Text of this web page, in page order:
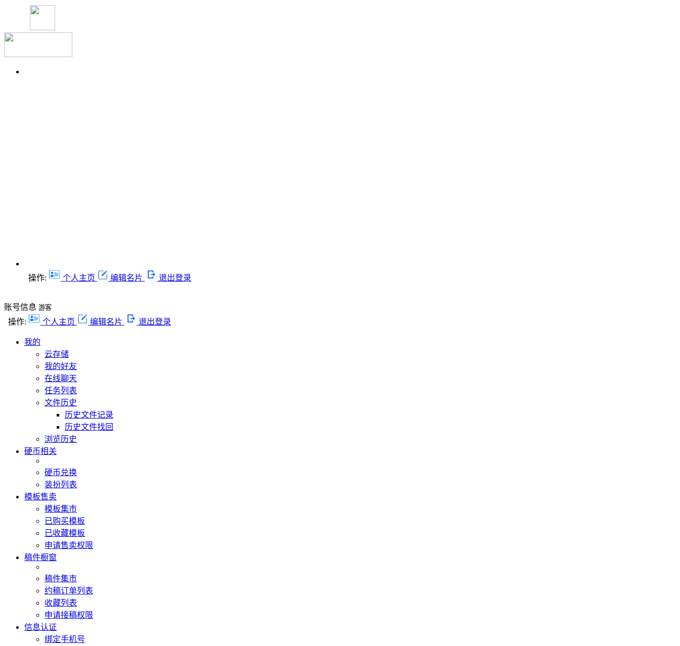
操作: 个人主页 编辑名片 退出登录
账号信息 游客
操作: 个人主页 编辑名片 退出登录
我的
云存储
我的好友
在线聊天
任务列表
文件历史
历史文件记录
历史文件找回
浏览历史
硬币相关
硬币兑换
装扮列表
模板售卖
模板集市
已购买模板
已收藏模板
申请售卖权限
稿件橱窗
稿件集市
约稿订单列表
收藏列表
申请接稿权限
信息认证
绑定手机号